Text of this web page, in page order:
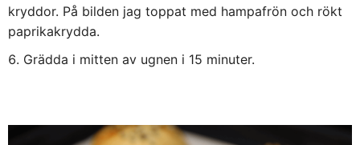
kryddor. På bilden jag toppat med hampafrön och rökt
paprikakrydda.
Grädda i mitten av ugnen i 15 minuter.